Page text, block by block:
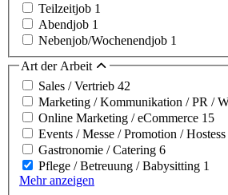
Teilzeitjob 1
Abendjob 1
Nebenjob/Wochenendjob 1
Art der Arbeit
Sales / Vertrieb 42
Marketing / Kommunikation / PR /
Online Marketing / eCommerce 15
Events / Messe / Promotion / Hostess
Gastronomie / Catering 6
Pflege / Betreuung / Babysitting 1
Mehr anzeigen